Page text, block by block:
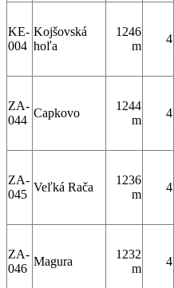
KE-
004
Kojšovská
hoľa
1246
m
4
ZA-
044
Capkovo
1244
m
4
ZA-
045
Veľká Rača
1236
m
4
ZA-
046
Magura
1232
m
4